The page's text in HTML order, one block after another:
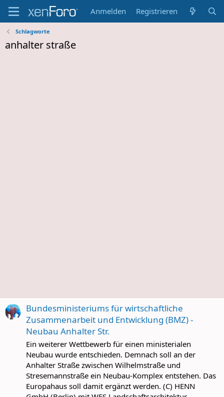
Anmelden Registrieren
Schlagworte
anhalter straße
Bundesministeriums für wirtschaftliche
Zusammenarbeit und Entwicklung (BMZ) -
Neubau Anhalter Str.
Ein weiterer Wettbewerb für einen ministerialen
Neubau wurde entschieden. Demnach soll an der
Anhalter Straße zwischen Wilhelmstraße und
Stresemannstraße ein Neubau-Komplex entstehen. Das
Europahaus soll damit ergänzt werden. (C) HENN